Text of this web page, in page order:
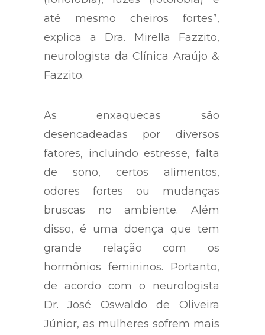
até mesmo cheiros fortes”,
explica a Dra. Mirella Fazzito,
neurologista da Clínica Araújo &
Fazzito.
As enxaquecas são
desencadeadas por diversos
fatores, incluindo estresse, falta
de sono, certos alimentos,
odores fortes ou mudanças
bruscas no ambiente. Além
disso, é uma doença que tem
grande relação com os
hormônios femininos. Portanto,
de acordo com o neurologista
Dr. José Oswaldo de Oliveira
Júnior, as mulheres sofrem mais